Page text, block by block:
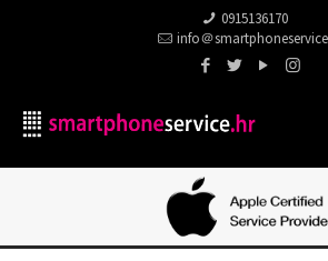
0915136170
info＠